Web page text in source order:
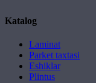
Katalog
Laminat
Parket taxtasi
Eshiklar
Plintus